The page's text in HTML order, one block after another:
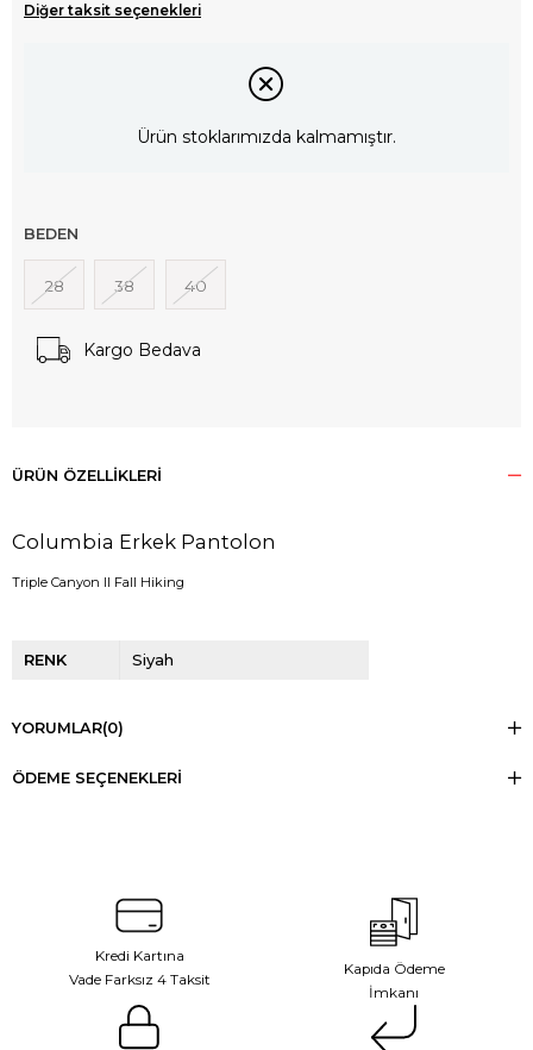
Diğer taksit seçenekleri
Ürün stoklarımızda kalmamıştır.
BEDEN
28 38 40
Kargo Bedava
ÜRÜN ÖZELLIKLERI
Columbia Erkek Pantolon
Triple Canyon II Fall Hiking
RENK Siyah
YORUMLAR(0)
ÖDEME SEÇENEKLERI
Kredi Kartına
Vade Farksız 4 Taksit
Kapıda Ödeme
İmkanı